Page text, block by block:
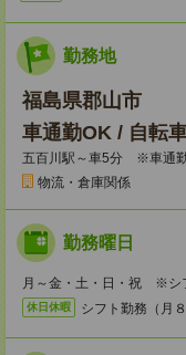
勤務地
福島県郡山市
車通勤OK / 自転
五百川駅～車5分 ※車通
物流・倉庫関係
勤務曜日
月～金・土・日・祝 ※シ
休日休暇 シフト勤務（月